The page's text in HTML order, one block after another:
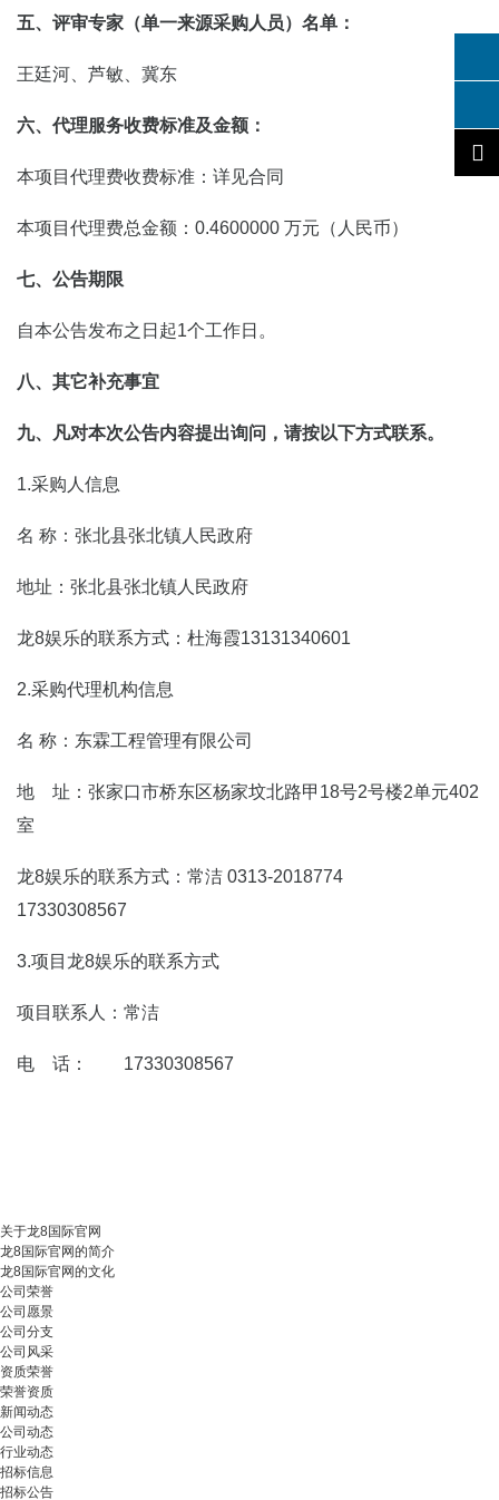
五、评审专家（单一来源采购人员）名单：
王廷河、芦敏、冀东
六、代理服务收费标准及金额：
本项目代理费收费标准：详见合同
本项目代理费总金额：0.4600000 万元（人民币）
七、公告期限
自本公告发布之日起1个工作日。
八、其它补充事宜
九、凡对本次公告内容提出询问，请按以下方式联系。
1.采购人信息
名 称：张北县张北镇人民政府
地址：张北县张北镇人民政府
龙8娱乐的联系方式：杜海霞13131340601
2.采购代理机构信息
名 称：东霖工程管理有限公司
地 址：张家口市桥东区杨家坟北路甲18号2号楼2单元402
室
龙8娱乐的联系方式：常洁 0313-2018774
17330308567
3.项目龙8娱乐的联系方式
项目联系人：常洁
电 话： 17330308567
关于龙8国际官网
龙8国际官网的简介
龙8国际官网的文化
公司荣誉
公司愿景
公司分支
公司风采
资质荣誉
荣誉资质
新闻动态
公司动态
行业动态
招标信息
招标公告